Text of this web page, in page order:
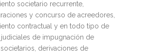
societario recurrente,
y concurso de acreedores,
contractual y en todo tipo de
de impugnación de
derivaciones de